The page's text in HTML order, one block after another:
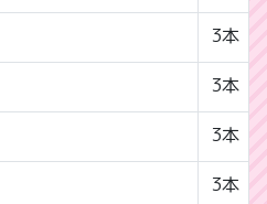
3本
3本
3本
3本